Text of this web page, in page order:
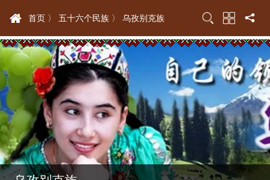
首页 〉 五十六个民族 〉 乌孜别克族